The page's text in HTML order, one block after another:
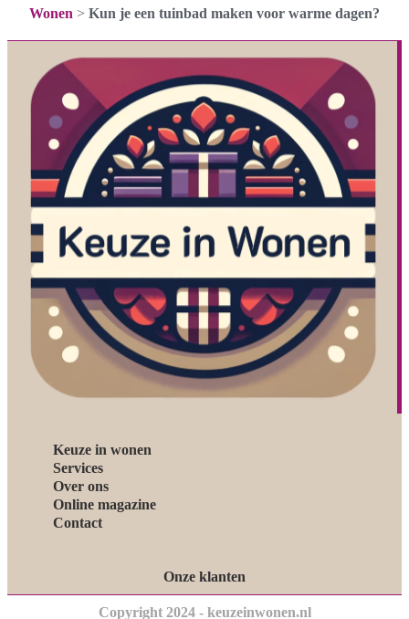
Wonen > Kun je een tuinbad maken voor warme dagen?
Keuze in wonen
Services
Over ons
Online magazine
Contact
Onze klanten
Copyright 2024 - keuzeinwonen.nl